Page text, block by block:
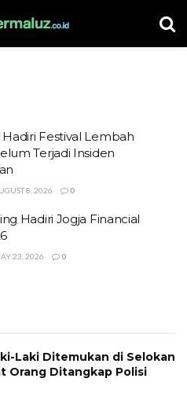
Festival Lembah
Terjadi Insiden
8, 2026 0
Hadiri Jogja Financial
23, 2026 0
Laki Ditemukan di Selokan
Orang Ditangkap Polisi